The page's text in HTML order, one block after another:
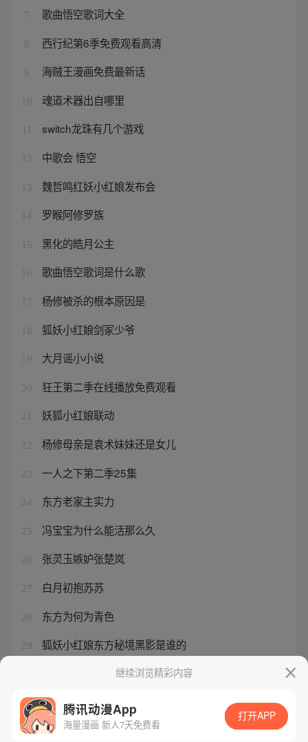
7 歌曲悟空歌词大全
8 西行纪第6季免费观看高清
9 海贼王漫画免费最新话
10 魂道术器出自哪里
switch龙珠有几个游戏
12 中歌会 悟空
13 魏哲鸣红妖小红娘发布会
14 罗睺阿修罗族
15 黑化的皓月公主
16 歌曲悟空歌词是什么歌
17 杨修被杀的根本原因是
18 狐妖小红娘剑冢少爷
19 大月谣小小说
20 狂王第二季在线播放免费观看
21 妖狐小红娘联动
22 杨修母亲是袁术妹妹还是女儿
23 一人之下第二季25集
24 东方老家主实力
25 冯宝宝为什么能活那么久
26 张灵玉嫉妒张楚岚
27 白月初抱苏苏
28 东方为何为青色
29 狐妖小红娘东方秘境黑影是谁的
继续浏览精彩内容
腾讯动漫App
海量漫画 新人7天免费看
打开APP